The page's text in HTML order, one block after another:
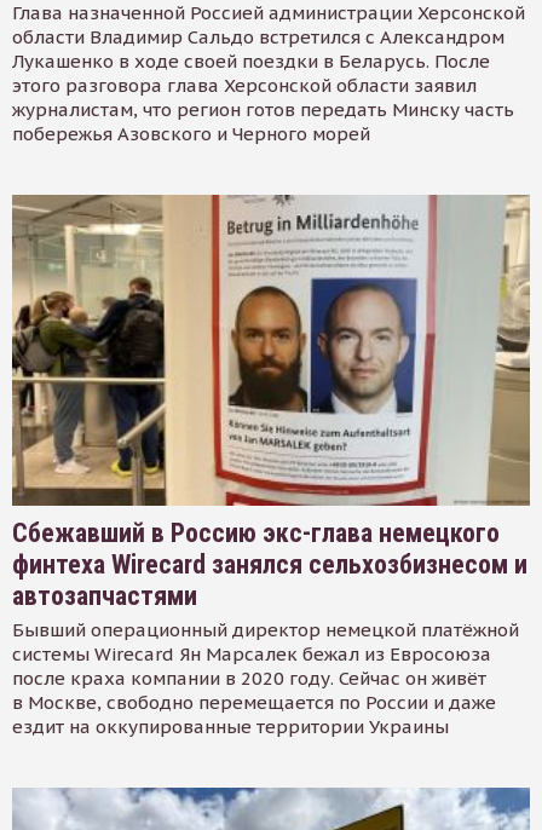
Глава назначенной Россией администрации Херсонской
области Владимир Сальдо встретился с Александром
Лукашенко в ходе своей поездки в Беларусь. После
этого разговора глава Херсонской области заявил
журналистам, что регион готов передать Минску часть
побережья Азовского и Черного морей
Сбежавший в Россию экс-глава немецкого
финтеха Wirecard занялся сельхозбизнесом и
автозапчастями
Бывший операционный директор немецкой платёжной
системы Wirecard Ян Марсалек бежал из Евросоюза
после краха компании в 2020 году. Сейчас он живёт
в Москве, свободно перемещается по России и даже
ездит на оккупированные территории Украины